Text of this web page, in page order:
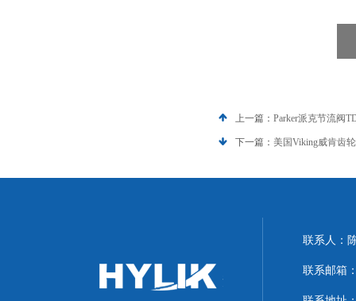
上一篇： Parker派克节流阀
下一篇： 美国Viking威肯齿
联系人：
联系邮箱